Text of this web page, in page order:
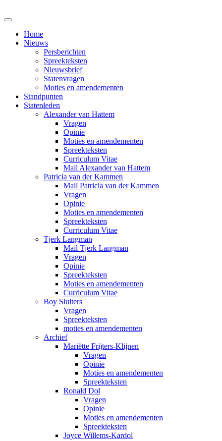
Home
Nieuws
Persberichten
Spreekteksten
Nieuwsbrief
Statenvragen
Moties en amendementen
Standpunten
Statenleden
Alexander van Hattem
Vragen
Opinie
Moties en amendementen
Spreekteksten
Curriculum Vitae
Mail Alexander van Hattem
Patricia van der Kammen
Mail Patricia van der Kammen
Vragen
Opinie
Moties en amendementen
Spreekteksten
Curriculum Vitae
Tjerk Langman
Mail Tjerk Langman
Vragen
Opinie
Spreekteksten
Moties en amendementen
Curriculum Vitae
Boy Sluiters
Vragen
Spreekteksten
moties en amendementen
Archief
Mariëtte Frijters-Klijnen
Vragen
Opinie
Moties en amendementen
Spreekteksten
Ronald Dol
Vragen
Opinie
Moties en amendementen
Spreekteksten
Joyce Willems-Kardol